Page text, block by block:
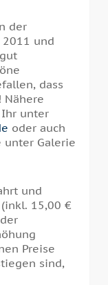
der
und
dass
unter
oder auch
unter Galerie
und
15,00 €
Preise
sind,